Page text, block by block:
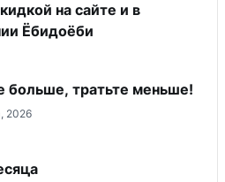
на сайте и в
Ёбидоёби
больше, тратьте меньше!
2026